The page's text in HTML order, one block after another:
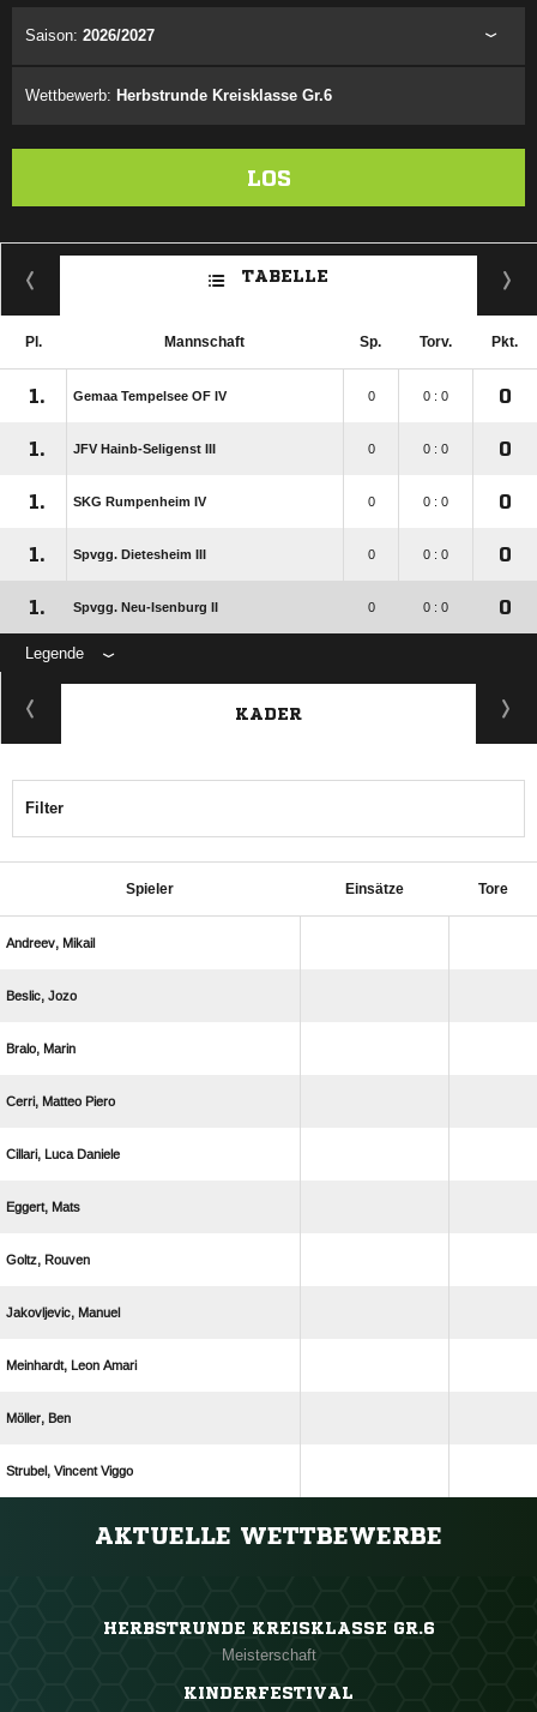
Saison: 2026/2027
Wettbewerb: Herbstrunde Kreisklasse Gr.6
LOS
TABELLE
Pl. Mannschaft Sp. Torv. Pkt.
1. Gemaa Tempelsee OF IV 0 0 : 0 0
1. JFV Hainb-Seligenst III 0 0 : 0 0
1. SKG Rumpenheim IV 0 0 : 0 0
1. Spvgg. Dietesheim III 0 0 : 0 0
1. Spvgg. Neu-Isenburg II 0 0 : 0 0
Legende
KADER
Filter
Spieler Einsätze Tore
 
 
 
  
  
 
 
 
  
 
  
AKTUELLE WETTBEWERBE
HERBSTRUNDE KREISKLASSE GR.6
Meisterschaft
KINDERFESTIVAL